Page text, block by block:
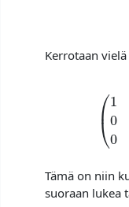
Kerrotaan
Tämä on niin
suoraan lukea